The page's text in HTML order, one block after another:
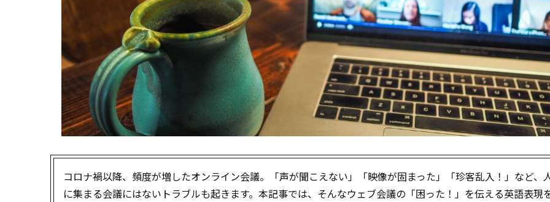
コロナ禍以降、頻度が増したオンライン会議。「声が聞こえない」「映像が固まった」「珍客乱入！」など、
に集まる会議にはないトラブルも起きます。本記事では、そんなウェブ会議の「困った！」を伝える英語表現